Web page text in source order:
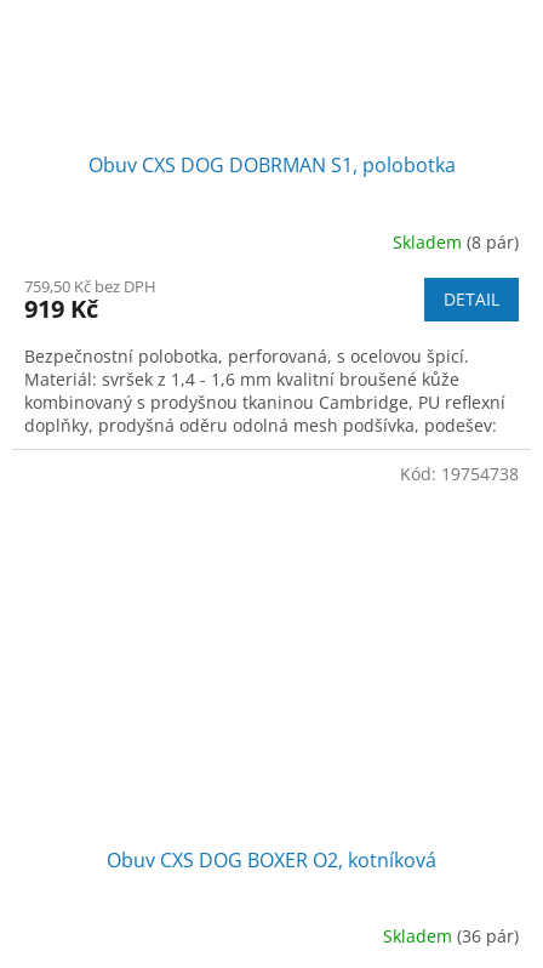
Obuv CXS DOG DOBRMAN S1, polobotka
Skladem (8 pár)
759,50 Kč bez DPH
919 Kč DETAIL
Bezpečnostní polobotka, perforovaná, s ocelovou špicí.
Materiál: svršek z 1,4 - 1,6 mm kvalitní broušené kůže
kombinovaný s prodyšnou tkaninou Cambridge, PU reflexní
doplňky, prodyšná oděru odolná mesh podšívka, podešev:
PU-TPU, protiskluzová, antist
Obuv CXS DOG BOXER O2, kotníková
Skladem (36 pár)
Kód: 19754738